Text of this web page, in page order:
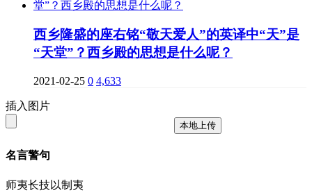
西乡隆盛的座右铭“敬天爱人”的英译中“天”是
“天堂”？西乡殿的思想是什么呢？
2021-02-25 0 4,633
插入图片
本地上传
名言警句
师夷长技以制夷